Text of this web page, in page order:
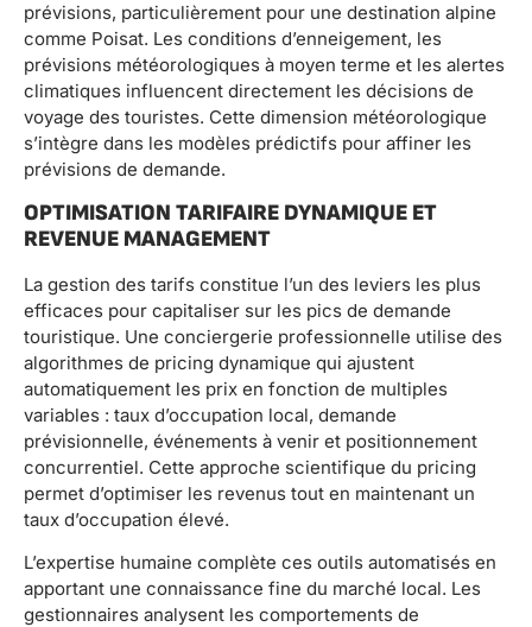
prévisions, particulièrement pour une destination alpine
comme Poisat. Les conditions d’enneigement, les
prévisions météorologiques à moyen terme et les alertes
climatiques influencent directement les décisions de
voyage des touristes. Cette dimension météorologique
s’intègre dans les modèles prédictifs pour affiner les
prévisions de demande.
OPTIMISATION TARIFAIRE DYNAMIQUE ET
REVENUE MANAGEMENT
La gestion des tarifs constitue l’un des leviers les plus
efficaces pour capitaliser sur les pics de demande
touristique. Une conciergerie professionnelle utilise des
algorithmes de pricing dynamique qui ajustent
automatiquement les prix en fonction de multiples
variables : taux d’occupation local, demande
prévisionnelle, événements à venir et positionnement
concurrentiel. Cette approche scientifique du pricing
permet d’optimiser les revenus tout en maintenant un
taux d’occupation élevé.
L’expertise humaine complète ces outils automatisés en
apportant une connaissance fine du marché local. Les
gestionnaires analysent les comportements de